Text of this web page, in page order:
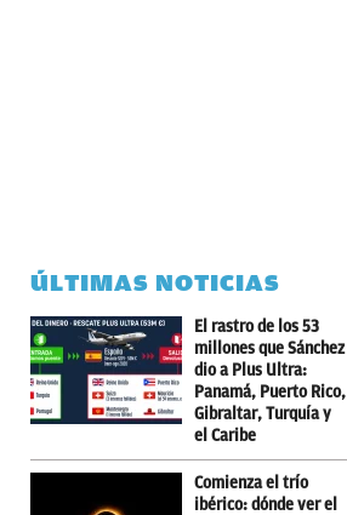
ÚLTIMAS NOTICIAS
El rastro de los 53
millones que Sánchez
dio a Plus Ultra:
Panamá, Puerto Rico,
Gibraltar, Turquía y
el Caribe
Comienza el trío
ibérico: dónde ver el